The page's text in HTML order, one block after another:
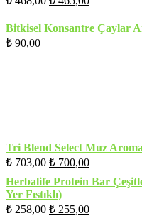
₺ 468,00. fiyat:
₺ 465,00.
Bitkisel Konsantre Çaylar
₺ 90,00
Tri Blend Select Muz
₺703,00 Orijinal
₺ 703,00.
₺ 700,00Şu
fiyat:
Herbalife Protein Bar
Yer Fıstıklı)
₺258,00 Orijinal
₺ 255,00Şu